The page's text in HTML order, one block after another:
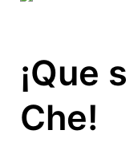
¡Que
Che!